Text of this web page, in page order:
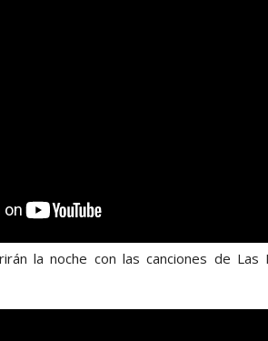
la noche con las canciones de